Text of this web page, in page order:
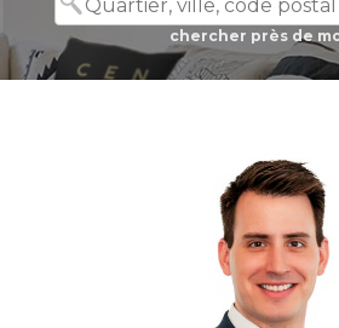
chercher près de